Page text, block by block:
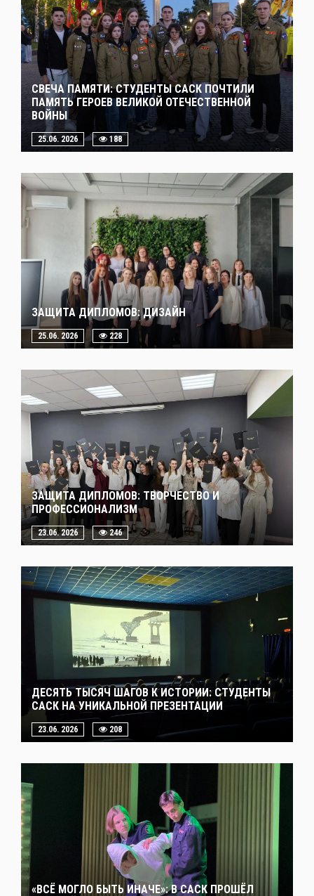
СВЕЧА ПАМЯТИ: СТУДЕНТЫ САСК ПОЧТИЛИ
ПАМЯТЬ ГЕРОЕВ ВЕЛИКОЙ ОТЕЧЕСТВЕННОЙ
ВОЙНЫ
25.06. 2026 188
ЗАЩИТА ДИПЛОМОВ: ДИЗАЙН
25.06. 2026 228
ЗАЩИТА ДИПЛОМОВ: ТВОРЧЕСТВО И
ПРОФЕССИОНАЛИЗМ
23.06. 2026 246
ДЕСЯТЬ ТЫСЯЧ ШАГОВ К ИСТОРИИ: СТУДЕНТЫ
САСК НА УНИКАЛЬНОЙ ПРЕЗЕНТАЦИИ
23.06. 2026 208
«ВСЁ МОГЛО БЫТЬ ИНАЧЕ»: В САСК ПРОШЁЛ